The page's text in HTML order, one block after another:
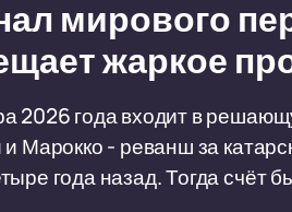
мирового
жаркое
2026 года входит в
Марокко - реванш за
года назад. Тогда счёт